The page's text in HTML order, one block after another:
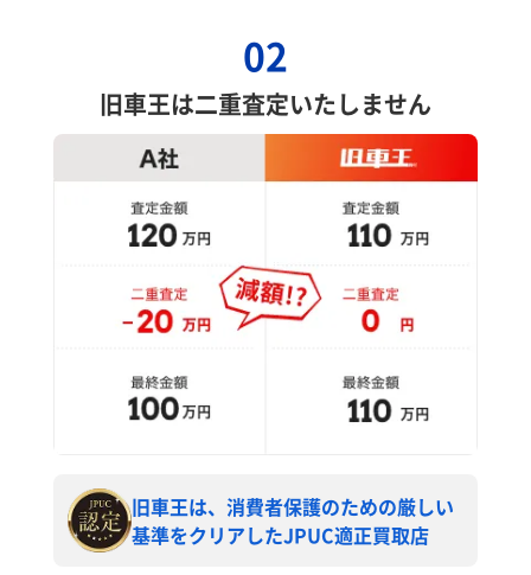
02
旧車王は二重査定いたしません
旧車王は、消費者保護のための厳しい
基準をクリアしたJPUC適正買取店